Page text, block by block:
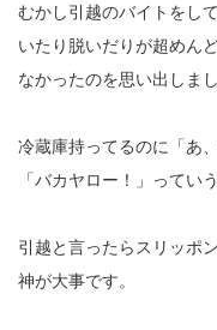
むかし引越のバイトをし
いたり脱いだりが超めん
なかったのを思い出しまし
冷蔵庫持ってるのに「あ
「バカヤロー！」っていう
引越と言ったらスリッポン
神が大事です。